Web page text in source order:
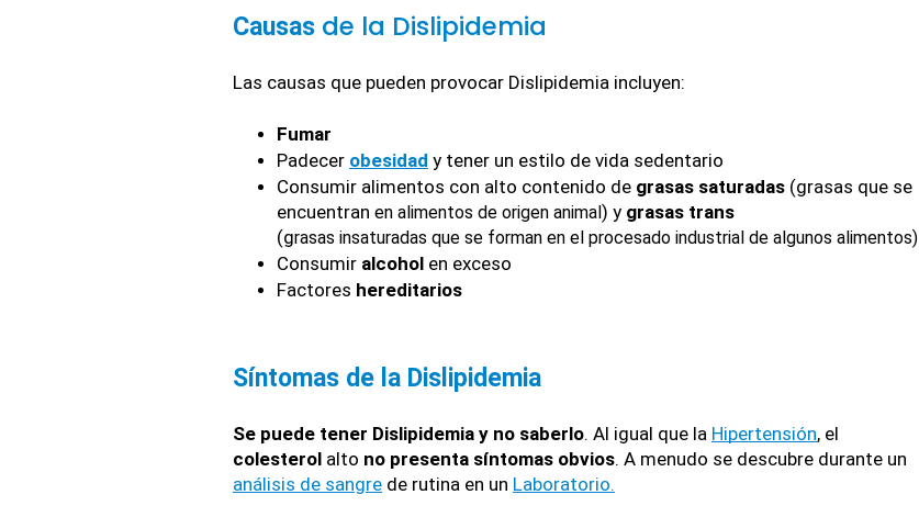
Causas de la Dislipidemia
Las causas que pueden provocar Dislipidemia incluyen:
Fumar
Padecer obesidad y tener un estilo de vida sedentario
Consumir alimentos con alto contenido de grasas saturadas (grasas que se
encuentran en alimentos de origen animal) y grasas trans
(grasas insaturadas que se forman en el procesado industrial de algunos alimentos)
Consumir alcohol en exceso
Factores hereditarios
Síntomas de la Dislipidemia
Se puede tener Dislipidemia y no saberlo. Al igual que la Hipertensión
colesterol alto no presenta síntomas obvios
análisis de sangre de rutina en un Laboratorio.